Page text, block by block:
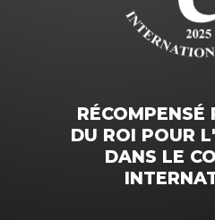
RÉCOMPENSÉ
DU ROI POUR
DANS LE